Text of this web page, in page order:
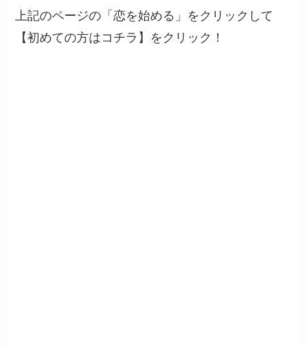
上記のページの「恋を始める」をクリックして
【初めての方はコチラ】をクリック！